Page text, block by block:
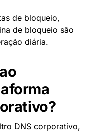
de bloqueio,
de bloqueio são
diária.
DNS corporativo,